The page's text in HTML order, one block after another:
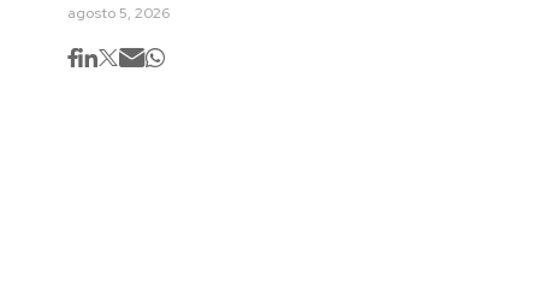
agosto 5, 2026